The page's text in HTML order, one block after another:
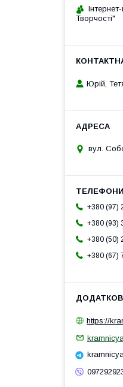
Творчості"
Юрій,
вул.
+380 (97)
+380 (93)
+380 (50)
+380 (67)
https://